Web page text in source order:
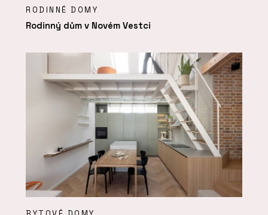
RODINNÉ DOMY
Rodinný dům v Novém Vestci